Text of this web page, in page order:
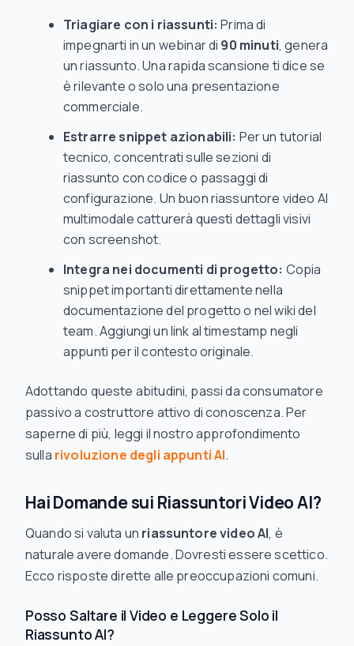
Triagiare con i riassunti: Prima di
impegnarti in un webinar di 90 minuti, genera
un riassunto. Una rapida scansione ti dice se
è rilevante o solo una presentazione
commerciale.
Estrarre snippet azionabili: Per un tutorial
tecnico, concentrati sulle sezioni di
riassunto con codice o passaggi di
configurazione. Un buon riassuntore video AI
multimodale catturerà questi dettagli visivi
con screenshot.
Integra nei documenti di progetto: Copia
snippet importanti direttamente nella
documentazione del progetto o nel wiki del
team. Aggiungi un link al timestamp negli
appunti per il contesto originale.
Adottando queste abitudini, passi da consumatore
passivo a costruttore attivo di conoscenza. Per
saperne di più, leggi il nostro approfondimento
sulla rivoluzione degli appunti AI.
Hai Domande sui Riassuntori Video AI?
Quando si valuta un riassuntore video AI, è
naturale avere domande. Dovresti essere scettico.
Ecco risposte dirette alle preoccupazioni comuni.
Posso Saltare il Video e Leggere Solo il
Riassunto AI?